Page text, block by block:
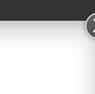
atunci avea
la sala de